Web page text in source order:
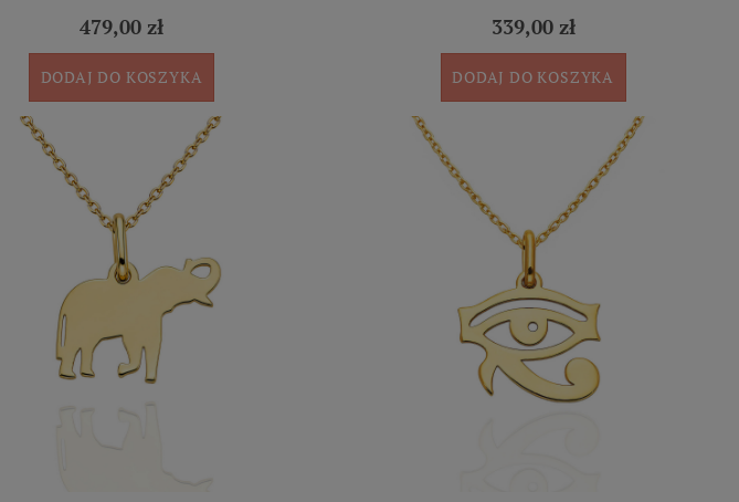
479,00 zł
DODAJ DO KOSZYKA
339,00 zł
DODAJ DO KOSZYKA